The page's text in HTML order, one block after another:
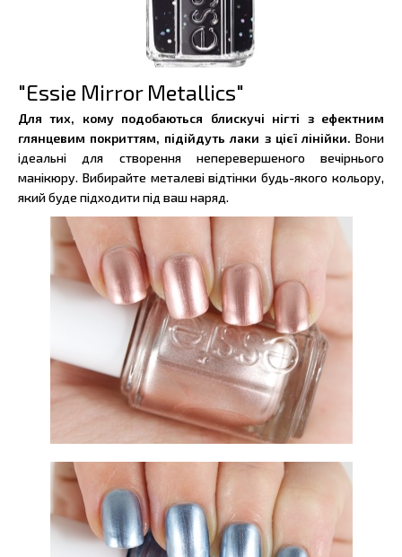
"Essie Mirror Metallics"
Для тих, кому подобаються блискучі нігті з ефектним
глянцевим покриттям, підійдуть лаки з цієї лінійки. Вони
ідеальні для створення неперевершеного вечірнього
манікюру. Вибирайте металеві відтінки будь-якого кольору,
який буде підходити під ваш наряд.